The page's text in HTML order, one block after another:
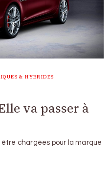
& HYBRIDES
va passer à
chargées pour la marque